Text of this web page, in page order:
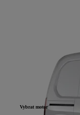
Vybrat motor